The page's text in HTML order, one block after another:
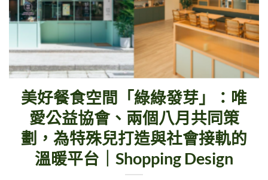
美好餐食空間「綠綠發芽」：唯
愛公益協會、兩個八月共同策
劃，為特殊兒打造與社會接軌的
溫暖平台｜Shopping Design